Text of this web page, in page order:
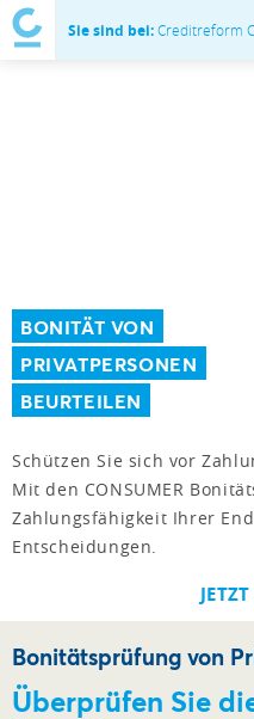
Sie sind bei:Creditreform
BONITÄT VON
PRIVATPERSONEN
BEURTEILEN
Schützen Sie sich vor
Mit den CONSUMER
Zahlungsfähigkeit Ihrer
Entscheidungen.
Bonitätsprüfung von
Überprüfen Sie